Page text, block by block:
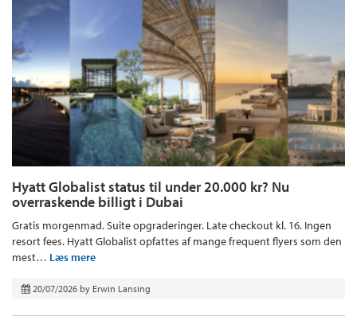
Hyatt Globalist status til under 20.000 kr? Nu
overraskende billigt i Dubai
Gratis morgenmad. Suite opgraderinger. Late checkout kl. 16. Ingen
resort fees. Hyatt Globalist opfattes af mange frequent flyers som den
mest… Læs mere
20/07/2026 by Erwin Lansing